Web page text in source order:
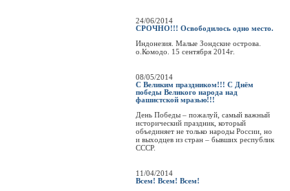
24/06/2014
СРОЧНО!!! Освободилось одно место.
Индонезия. Малые Зондские острова.
о.Комодо. 15 сентября 2014г.
08/05/2014
С Великим праздником!!! С Днём
победы Великого народа над
фашистской мразью!!!
День Победы – пожалуй, самый важный
исторический праздник, который
объединяет не только народы России, но
и выходцев из стран – бывших республик
СССР.
11/04/2014
Всем! Всем! Всем!